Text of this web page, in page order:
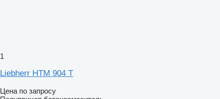
1
Liebherr HTM 904 T
Цена по запросу